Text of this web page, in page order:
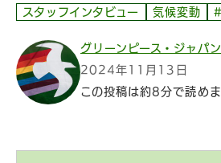
スタッフインタビュー 気候変動
グリーンピース・ジャパン
2024年11月13日
この投稿は約8分で読めま